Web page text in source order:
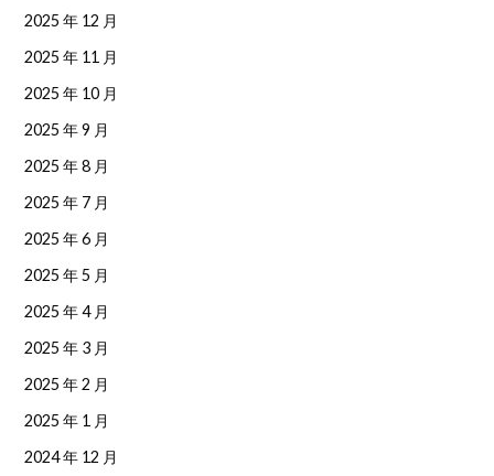
2025 年 12 月
2025 年 11 月
2025 年 10 月
2025 年 9 月
2025 年 8 月
2025 年 7 月
2025 年 6 月
2025 年 5 月
2025 年 4 月
2025 年 3 月
2025 年 2 月
2025 年 1 月
2024 年 12 月